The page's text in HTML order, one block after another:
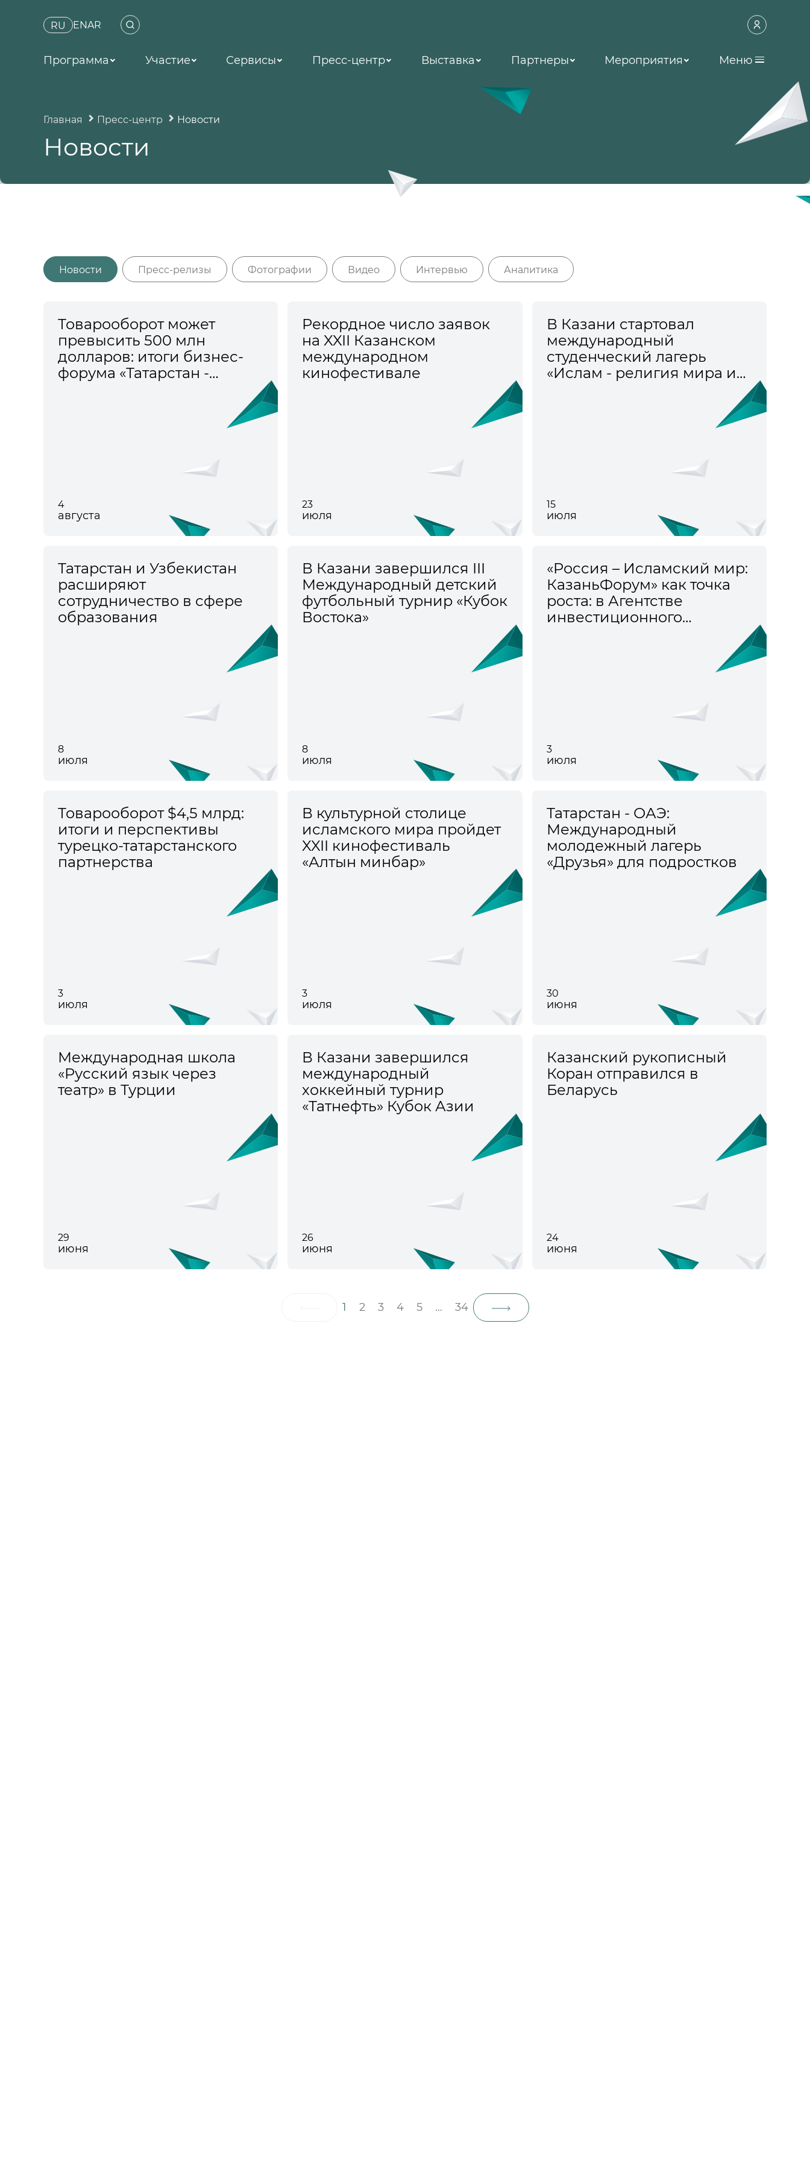
RU ENAR
Программа Участие Сервисы Пресс-центр Выставка Партнеры Мероприятия Меню
Главная Пресс-центр Новости
Новости
Новости Пресс-релизы Фотографии Видео Интервью Аналитика
Товарооборот может
превысить 500 млн
долларов: итоги бизнес-
форума «Татарстан -
4
августа
Рекордное число заявок
на XXII Казанском
международном
кинофестивале
23
июля
В Казани стартовал
международный
студенческий лагерь
«Ислам - религия мира и
15
июля
Татарстан и Узбекистан
расширяют
сотрудничество в сфере
образования
8
июля
В Казани завершился III
Международный детский
футбольный турнир «Кубок
Востока»
8
июля
«Россия – Исламский мир:
КазаньФорум» как точка
роста: в Агентстве
инвестиционного
Татарстан наметили планы
3
июля
Товарооборот $4,5 млрд:
итоги и перспективы
турецко-татарстанского
партнерства
3
июля
В культурной столице
исламского мира пройдет
XXII кинофестиваль
«Алтын минбар»
3
июля
Татарстан - ОАЭ:
Международный
молодежный лагерь
«Друзья» для подростков
30
июня
Международная школа
«Русский язык через
театр» в Турции
29
июня
В Казани завершился
международный
хоккейный турнир
«Татнефть» Кубок Азии
26
июня
Казанский рукописный
Коран отправился в
Беларусь
24
июня
1 2 3 4 5 … 34